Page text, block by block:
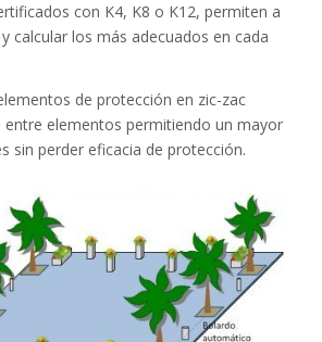
con K4, K8 o K12, permiten a
calcular los más adecuados en cada
de protección en zic-zac
entre elementos permitiendo un mayor
sin perder eficacia de protección.